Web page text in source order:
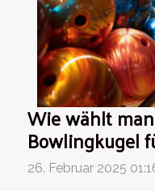
Wie wählt
Bowlingkugel
26. Februar 2025